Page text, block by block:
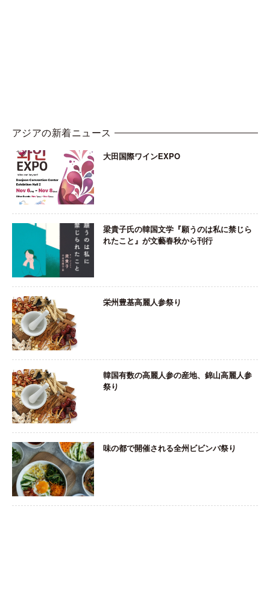
アジアの新着ニュース
大田国際ワインEXPO
梁貴子氏の韓国文学『願うのは私に禁じら
れたこと』が文藝春秋から刊行
栄州豊基高麗人参祭り
韓国有数の高麗人参の産地、錦山高麗人参
祭り
味の都で開催される全州ビビンバ祭り